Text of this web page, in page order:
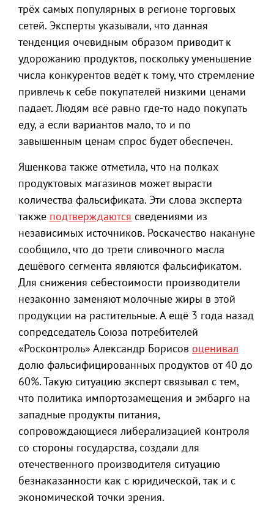
трёх самых популярных в регионе торговых
сетей. Эксперты указывали, что данная
тенденция очевидным образом приводит к
удорожанию продуктов, поскольку уменьшение
числа конкурентов ведёт к тому, что стремление
привлечь к себе покупателей низкими ценами
падает. Людям всё равно где-то надо покупать
еду, а если вариантов мало, то и по
завышенным ценам спрос будет обеспечен.
Яшенкова также отметила, что на полках
продуктовых магазинов может вырасти
количества фальсификата. Эти слова эксперта
также подтверждаются сведениями из
независимых источников. Роскачество накануне
сообщило, что до трети сливочного масла
дешёвого сегмента являются фальсификатом.
Для снижения себестоимости производители
незаконно заменяют молочные жиры в этой
продукции на растительные. А ещё 3 года назад
сопредседатель Союза потребителей
«Росконтроль» Александр Борисов оценивал
долю фальсифицированных продуктов от 40 до
60%. Такую ситуацию эксперт связывал с тем,
что политика импортозамещения и эмбарго на
западные продукты питания,
сопровождающиеся либерализацией контроля
со стороны государства, создали для
отечественного производителя ситуацию
безнаказанности как с юридической, так и с
экономической точки зрения.